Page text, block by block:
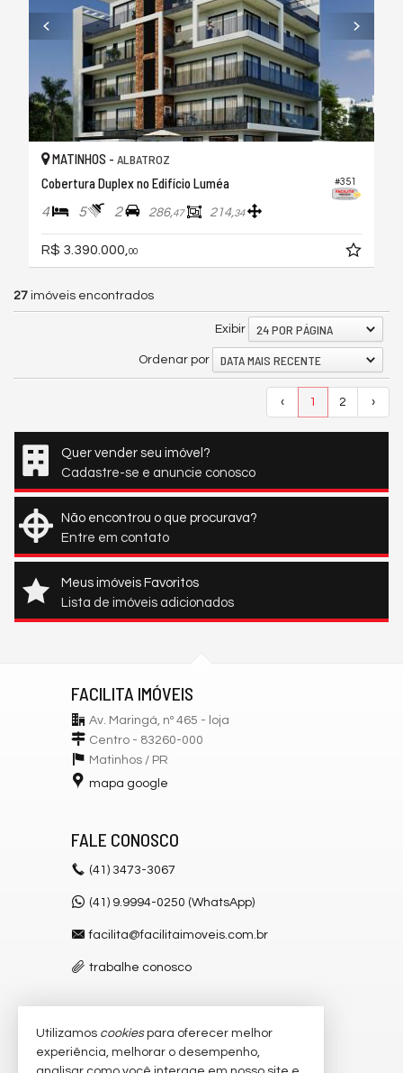
#351
MATINHOS - ALBATROZ
Cobertura Duplex no Edifício Luméa
4 5 2 286,47 214,34
R$ 3.390.000, 00
27 imóveis encontrados
Exibir 24 POR PÁGINA
Ordenar por DATA MAIS RECENTE
‹ 1 2 ›
Quer vender seu imóvel?
Cadastre-se e anuncie conosco
Não encontrou o que procurava?
Entre em contato
Meus imóveis Favoritos
Lista de imóveis adicionados
FACILITA IMÓVEIS
Av. Maringá, nº 465 - loja
Centro - 83260-000
Matinhos / PR
mapa google
FALE CONOSCO
(41) 3473-3067
(41) 9.9994-0250 (WhatsApp)
facilita@facilitaimoveis.com.br
trabalhe conosco
VEJA MAIS
receba nosso newsletter
Utilizamos cookiespara oferecer melhor
experiência, melhorar o desempenho,